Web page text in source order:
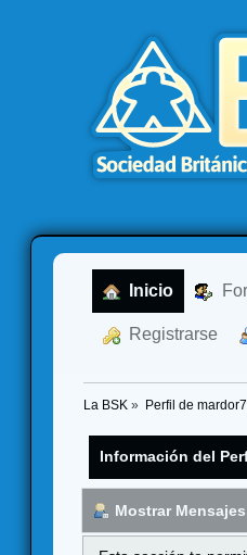
Inicio
Registrarse
La BSK » Perfil de
Información del
Mostrar Mensajes